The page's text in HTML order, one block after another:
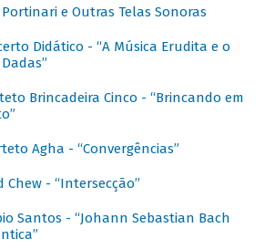
Portinari e Outras Telas Sonoras
Didático - “A Música Erudita e o
Brincadeira Cinco - “Brincando em
Agha - “Convergências”
Chew - “Intersecção”
Santos - “Johann Sebastian Bach